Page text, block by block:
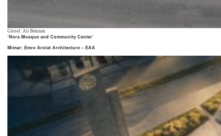
Görsel: Ali Bekman
‘Nora Mosque and Community Center’
Mimar: Emre Arolat Architecture – EAA